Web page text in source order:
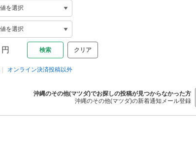
円 クリア
オンライン決済投稿以外
沖縄のその他(マツダ)でお探しの投稿が見つからなかった方
沖縄のその他(マツダ)の新着通知メール登録